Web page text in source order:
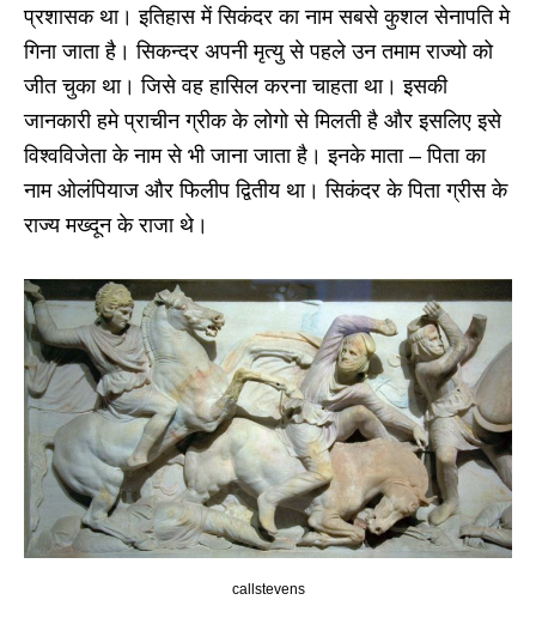
प्रशासक था। इतिहास में सिकंदर का नाम सबसे कुशल सेनापति मे
गिना जाता है। सिकन्दर अपनी मृत्यु से पहले उन तमाम राज्यो को
जीत चुका था। जिसे वह हासिल करना चाहता था। इसकी
जानकारी हमे प्राचीन ग्रीक के लोगो से मिलती है और इसलिए इसे
विश्वविजेता के नाम से भी जाना जाता है। इनके माता – पिता का
नाम ओलंपियाज और फिलीप द्वितीय था। सिकंदर के पिता ग्रीस के
राज्य मख्दून के राजा थे।
callstevens